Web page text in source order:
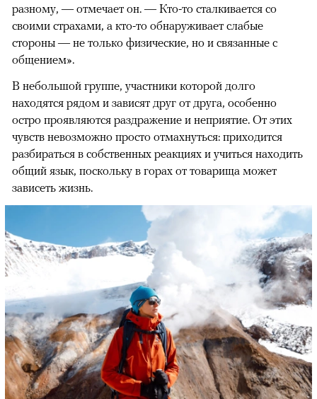
разному, — отмечает он. — Кто-то сталкивается со
своими страхами, а кто-то обнаруживает слабые
стороны — не только физические, но и связанные с
общением».
В небольшой группе, участники которой долго
находятся рядом и зависят друг от друга, особенно
остро проявляются раздражение и неприятие. От этих
чувств невозможно просто отмахнуться: приходится
разбираться в собственных реакциях и учиться находить
общий язык, поскольку в горах от товарища может
зависеть жизнь.